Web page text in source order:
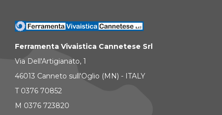
Ferramenta Vivaistica Cannetese Srl
Via Dell'Artigianato, 1
46013 Canneto sull'Oglio (MN) - ITALY
T 0376 70852
M 0376 723820